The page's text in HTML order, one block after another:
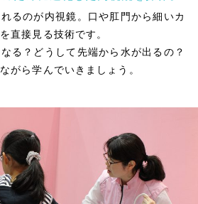
るのが内視鏡。口や肛門から細いカ
直接見る技術です。
る？どうして先端から水が出るの？
がら学んでいきましょう。